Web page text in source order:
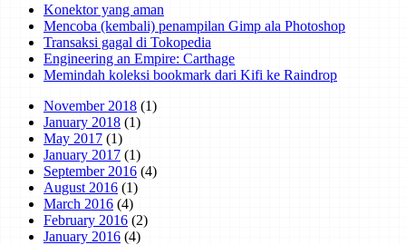
Konektor yang aman
Mencoba (kembali) penampilan Gimp ala Photoshop
Transaksi gagal di Tokopedia
Engineering an Empire: Carthage
Memindah koleksi bookmark dari Kifi ke Raindrop
November 2018 (1)
January 2018 (1)
May 2017 (1)
January 2017 (1)
September 2016 (4)
August 2016 (1)
March 2016 (4)
February 2016 (2)
January 2016 (4)